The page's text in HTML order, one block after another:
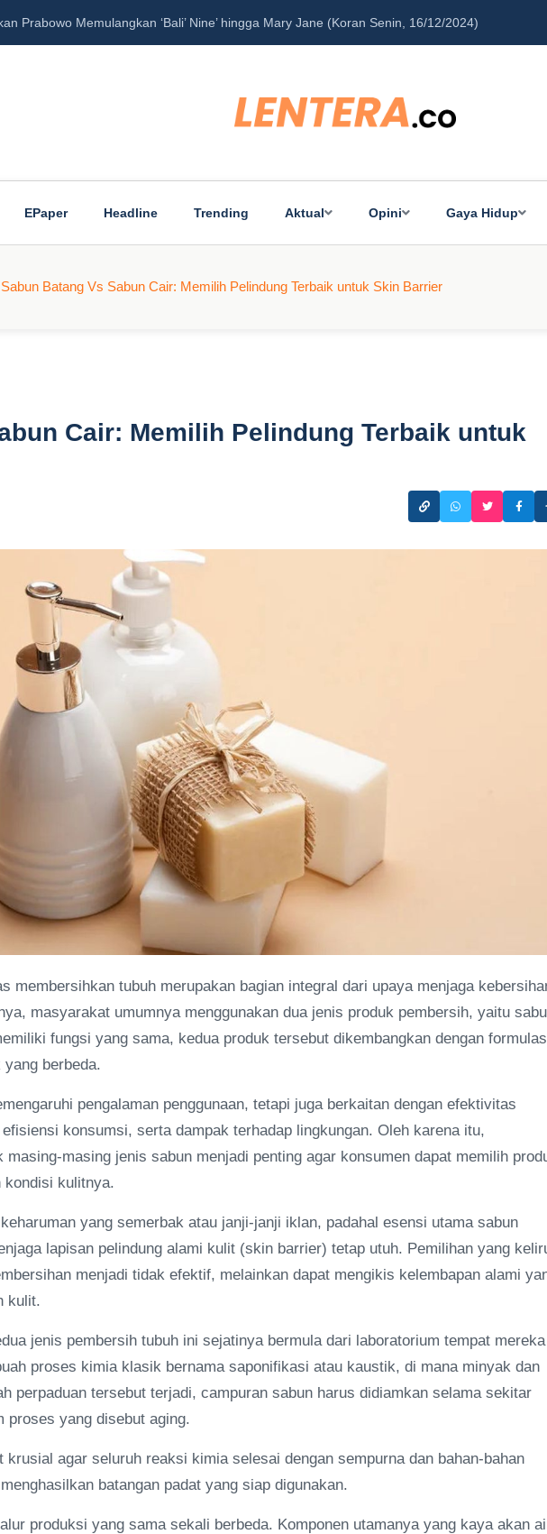
Prabowo Memulangkan ‘Bali’ Nine’ hingga Mary Jane (Koran Senin, 16/12/2024)
EPaper Headline Trending Aktual Opini Gaya Hidup
Sabun Batang Vs Sabun Cair: Memilih Pelindung Terbaik untuk Skin Barrier
Cair: Memilih Pelindung Terbaik untuk
membersihkan tubuh merupakan bagian integral dari upaya menjaga
masyarakat umumnya menggunakan dua jenis produk pembersih, yaitu
fungsi yang sama, kedua produk tersebut dikembangkan dengan
berbeda.
pengalaman penggunaan, tetapi juga berkaitan dengan efektivitas
konsumsi, serta dampak terhadap lingkungan. Oleh karena itu,
masing jenis sabun menjadi penting agar konsumen dapat memilih
kondisi kulitnya.
yang semerbak atau janji-janji iklan, padahal esensi utama sabun
lapisan pelindung alami kulit (skin barrier) tetap utuh. Pemilihan yang
menjadi tidak efektif, melainkan dapat mengikis kelembapan alami
kulit.
jenis pembersih tubuh ini sejatinya bermula dari laboratorium tempat mereka
proses kimia klasik bernama saponifikasi atau kaustik, di mana minyak dan
perpaduan tersebut terjadi, campuran sabun harus didiamkan selama sekitar
proses yang disebut aging.
agar seluruh reaksi kimia selesai dengan sempurna dan bahan-bahan
batangan padat yang siap digunakan.
produksi yang sama sekali berbeda. Komponen utamanya yang kaya akan